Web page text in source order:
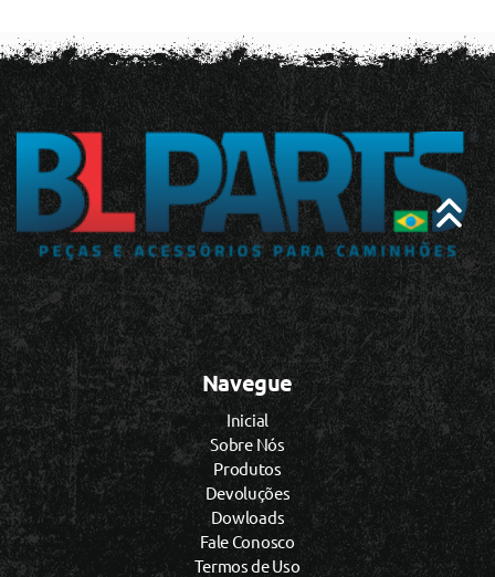
Navegue
Inicial
Sobre Nós
Produtos
Devoluções
Dowloads
Fale Conosco
Termos de Uso